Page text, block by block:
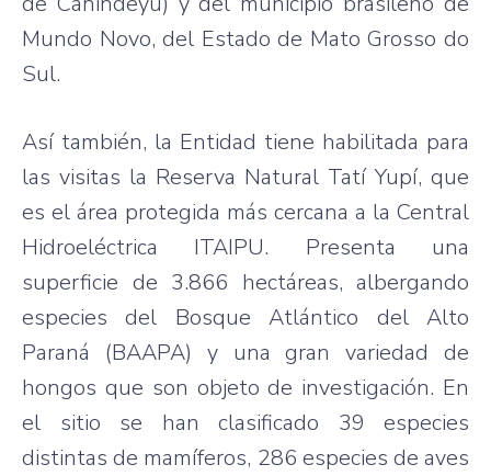
Mundo Novo, del Estado de Mato Grosso do
Sul.
Así también, la Entidad tiene habilitada para
las visitas la Reserva Natural Tatí Yupí, que
es el área protegida más cercana a la Central
Hidroeléctrica ITAIPU. Presenta una
superficie de 3.866 hectáreas, albergando
especies del Bosque Atlántico del Alto
Paraná (BAAPA) y una gran variedad de
hongos que son objeto de investigación. En
el sitio se han clasificado 39 especies
distintas de mamíferos, 286 especies de aves